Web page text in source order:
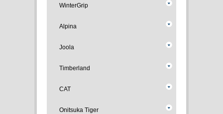
WinterGrip
Alpina
Joola
Timberland
CAT
Onitsuka Tiger